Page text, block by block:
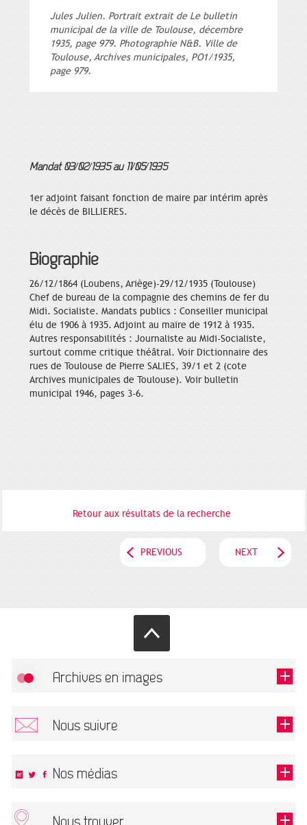
Jules Julien. Portrait extrait de Le bulletin
municipal de la ville de Toulouse, décembre
1935, page 979. Photographie N&B. Ville de
Toulouse, Archives municipales, PO1/1935,
page 979.
Mandat 03/02/1935 au 11/05/1935
1er adjoint faisant fonction de maire par intérim après
le décès de BILLIERES.
Biographie
26/12/1864 (Loubens, Ariège)-29/12/1935 (Toulouse)
Chef de bureau de la compagnie des chemins de fer du
Midi. Socialiste. Mandats publics : Conseiller municipal
élu de 1906 à 1935. Adjoint au maire de 1912 à 1935.
Autres responsabilités : Journaliste au Midi-Socialiste,
surtout comme critique théâtral. Voir Dictionnaire des
rues de Toulouse de Pierre SALIES, 39/1 et 2 (cote
Archives municipales de Toulouse). Voir bulletin
municipal 1946, pages 3-6.
Retour aux résultats de la recherche
PREVIOUS NEXT
Archives en images
Nous suivre
Nos médias
Nous trouver